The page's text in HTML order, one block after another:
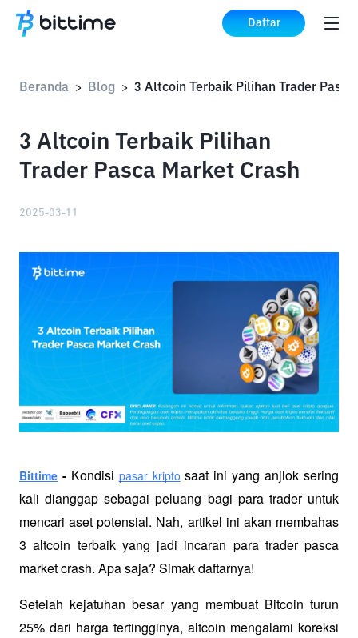
Daftar
Beranda > Blog >
3 Altcoin Terbaik Pilihan
Trader Pasca Market Crash
2025-03-11
Bittime - Kondisi pasar kripto saat ini yang anjlok sering
kali dianggap sebagai peluang bagi para trader untuk
mencari aset potensial. Nah, artikel ini akan membahas
3 altcoin terbaik yang jadi incaran para trader pasca
market crash. Apa saja? Simak daftarnya!
Setelah kejatuhan besar yang membuat Bitcoin turun
25% dari harga tertingginya, altcoin mengalami koreksi